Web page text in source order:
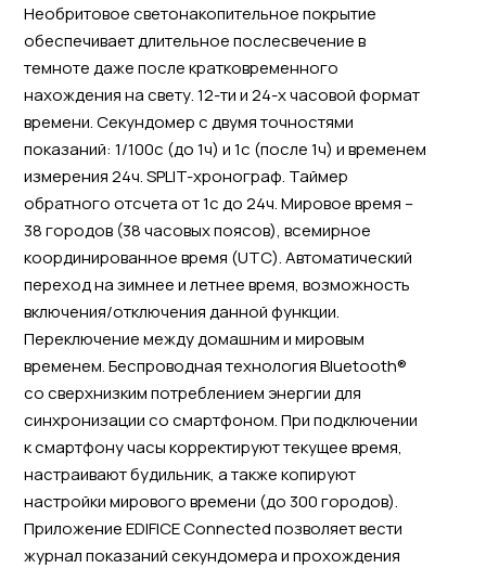
Необритовое светонакопительное покрытие
обеспечивает длительное послесвечение в
темноте даже после кратковременного
нахождения на свету. 12-ти и 24-х часовой формат
времени. Секундомер с двумя точностями
показаний: 1/100с (до 1ч) и 1с (после 1ч) и временем
измерения 24ч. SPLIT-хронограф. Таймер
обратного отсчета от 1с до 24ч. Мировое время –
38 городов (38 часовых поясов), всемирное
координированное время (UTC). Автоматический
переход на зимнее и летнее время, возможность
включения/отключения данной функции.
Переключение между домашним и мировым
временем. Беспроводная технология Bluetooth®
со сверхнизким потреблением энергии для
синхронизации со смартфоном. При подключении
к смартфону часы корректируют текущее время,
настраивают будильник, а также копируют
настройки мирового времени (до 300 городов).
Приложение EDIFICE Connected позволяет вести
журнал показаний секундомера и прохождения